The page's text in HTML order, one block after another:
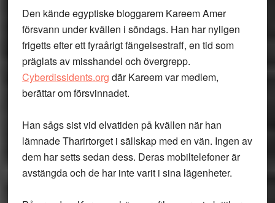
Den kände egyptiske bloggarem Kareem Amer
försvann under kvällen i söndags. Han har nyligen
frigetts efter ett fyraårigt fängelsestraff, en tid som
präglats av misshandel och övergrepp.
Cyberdissidents.org där Kareem var medlem,
berättar om försvinnadet.
Han sågs sist vid elvatiden på kvällen när han
lämnade Tharirtorget i sällskap med en vän. Ingen av
dem har setts sedan dess. Deras mobiltelefoner är
avstängda och de har inte varit i sina lägenheter.